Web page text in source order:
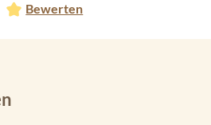
Bewerten